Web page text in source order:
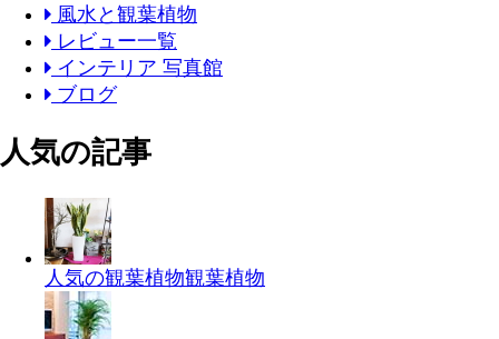
風水と観葉植物
レビュー一覧
インテリア 写真館
ブログ
人気の記事
人気の観葉植物観葉植物